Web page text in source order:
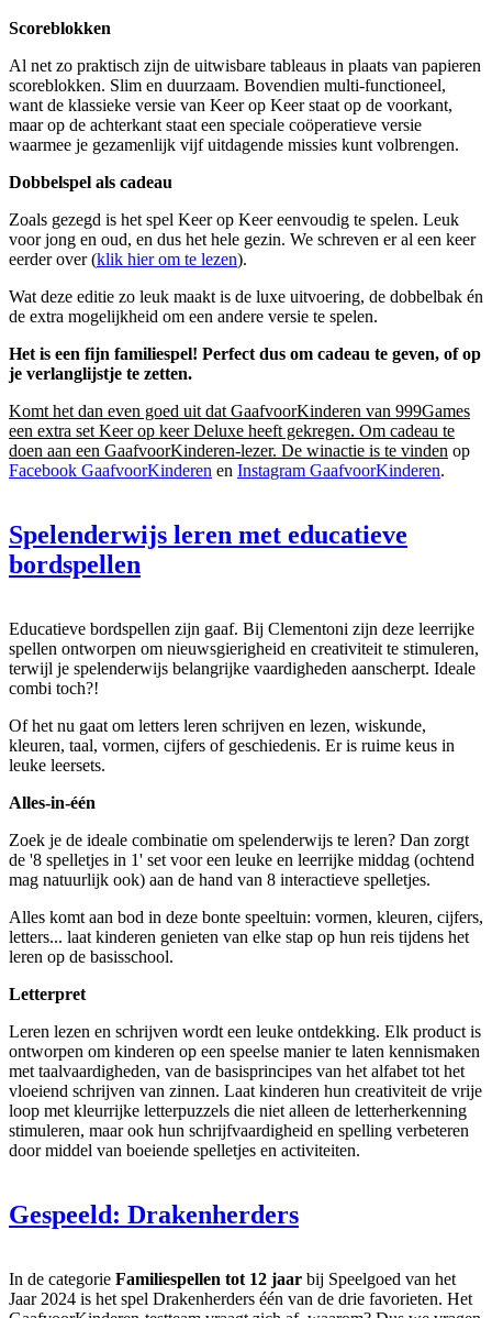
Scoreblokken
Al net zo praktisch zijn de uitwisbare tableaus in plaats van papieren
scoreblokken. Slim en duurzaam. Bovendien multi-functioneel,
want de klassieke versie van Keer op Keer staat op de voorkant,
maar op de achterkant staat een speciale coöperatieve versie
waarmee je gezamenlijk vijf uitdagende missies kunt volbrengen.
Dobbelspel als cadeau
Zoals gezegd is het spel Keer op Keer eenvoudig te spelen. Leuk
voor jong en oud, en dus het hele gezin. We schreven er al een keer
eerder over (klik hier om te lezen).
Wat deze editie zo leuk maakt is de luxe uitvoering, de dobbelbak én
de extra mogelijkheid om een andere versie te spelen.
Het is een fijn familiespel! Perfect dus om cadeau te geven, of op
je verlanglijstje te zetten.
Komt het dan even goed uit dat GaafvoorKinderen van 999Games
een extra set Keer op keer Deluxe heeft gekregen. Om cadeau te
doen aan een GaafvoorKinderen-lezer. De winactie is te vinden op
Facebook GaafvoorKinderen en Instagram GaafvoorKinderen.
Spelenderwijs leren met educatieve
bordspellen
Educatieve bordspellen zijn gaaf. Bij Clementoni zijn deze leerrijke
spellen ontworpen om nieuwsgierigheid en creativiteit te stimuleren,
terwijl je spelenderwijs belangrijke vaardigheden aanscherpt. Ideale
combi toch?!
Of het nu gaat om letters leren schrijven en lezen, wiskunde,
kleuren, taal, vormen, cijfers of geschiedenis. Er is ruime keus in
leuke leersets.
Alles-in-één
Zoek je de ideale combinatie om spelenderwijs te leren? Dan zorgt
de '8 spelletjes in 1' set voor een leuke en leerrijke middag (ochtend
mag natuurlijk ook) aan de hand van 8 interactieve spelletjes.
Alles komt aan bod in deze bonte speeltuin: vormen, kleuren, cijfers,
letters... laat kinderen genieten van elke stap op hun reis tijdens het
leren op de basisschool.
Letterpret
Leren lezen en schrijven wordt een leuke ontdekking. Elk product is
ontworpen om kinderen op een speelse manier te laten kennismaken
met taalvaardigheden, van de basisprincipes van het alfabet tot het
vloeiend schrijven van zinnen. Laat kinderen hun creativiteit de vrije
loop met kleurrijke letterpuzzels die niet alleen de letterherkenning
stimuleren, maar ook hun schrijfvaardigheid en spelling verbeteren
door middel van boeiende spelletjes en activiteiten.
Gespeeld: Drakenherders
In de categorie Familiespellen tot 12 jaar bij Speelgoed van het
Jaar 2024 is het spel Drakenherders één van de drie favorieten. Het